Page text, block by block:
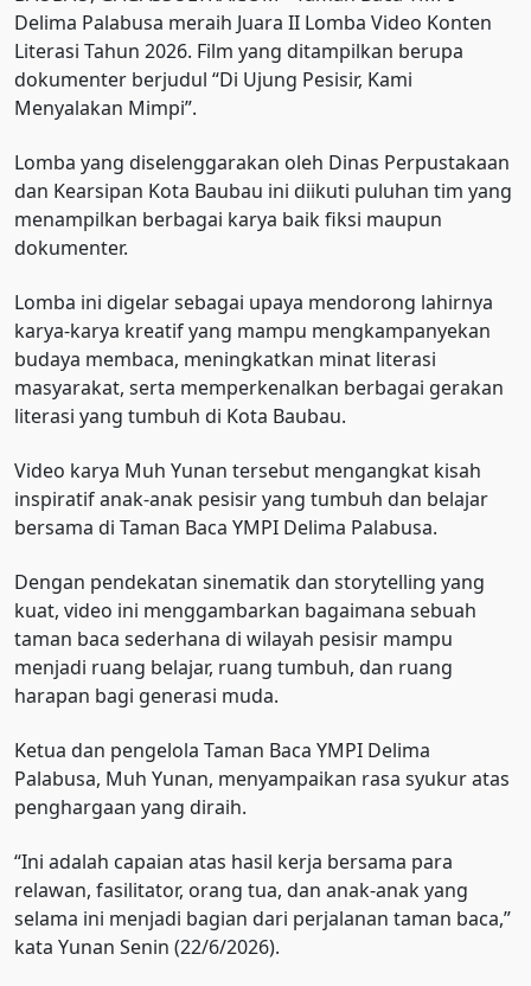
Delima Palabusa meraih Juara II Lomba Video Konten
Literasi Tahun 2026. Film yang ditampilkan berupa
dokumenter berjudul “Di Ujung Pesisir, Kami
Menyalakan Mimpi”.
Lomba yang diselenggarakan oleh Dinas Perpustakaan
dan Kearsipan Kota Baubau ini diikuti puluhan tim yang
menampilkan berbagai karya baik fiksi maupun
dokumenter.
Lomba ini digelar sebagai upaya mendorong lahirnya
karya-karya kreatif yang mampu mengkampanyekan
budaya membaca, meningkatkan minat literasi
masyarakat, serta memperkenalkan berbagai gerakan
literasi yang tumbuh di Kota Baubau.
Video karya Muh Yunan tersebut mengangkat kisah
inspiratif anak-anak pesisir yang tumbuh dan belajar
bersama di Taman Baca YMPI Delima Palabusa.
Dengan pendekatan sinematik dan storytelling yang
kuat, video ini menggambarkan bagaimana sebuah
taman baca sederhana di wilayah pesisir mampu
menjadi ruang belajar, ruang tumbuh, dan ruang
harapan bagi generasi muda.
Ketua dan pengelola Taman Baca YMPI Delima
Palabusa, Muh Yunan, menyampaikan rasa syukur atas
penghargaan yang diraih.
“Ini adalah capaian atas hasil kerja bersama para
relawan, fasilitator, orang tua, dan anak-anak yang
selama ini menjadi bagian dari perjalanan taman baca,”
kata Yunan Senin (22/6/2026).